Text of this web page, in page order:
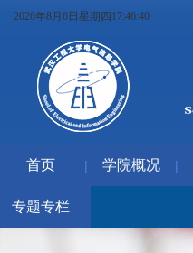
2026年8月6日星期四17:46:41
首页 | 学院概况 |
专题专栏